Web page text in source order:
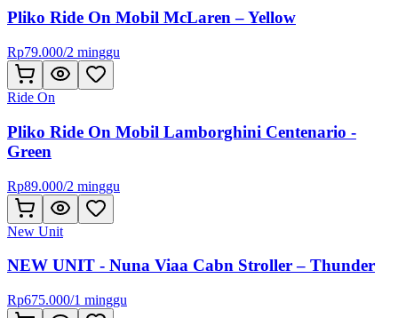
Pliko Ride On Mobil McLaren – Yellow
Rp79.000/2 minggu
Ride On
Pliko Ride On Mobil Lamborghini Centenario -
Green
Rp89.000/2 minggu
New Unit
NEW UNIT - Nuna Viaa Cabn Stroller – Thunder
Rp675.000/1 minggu